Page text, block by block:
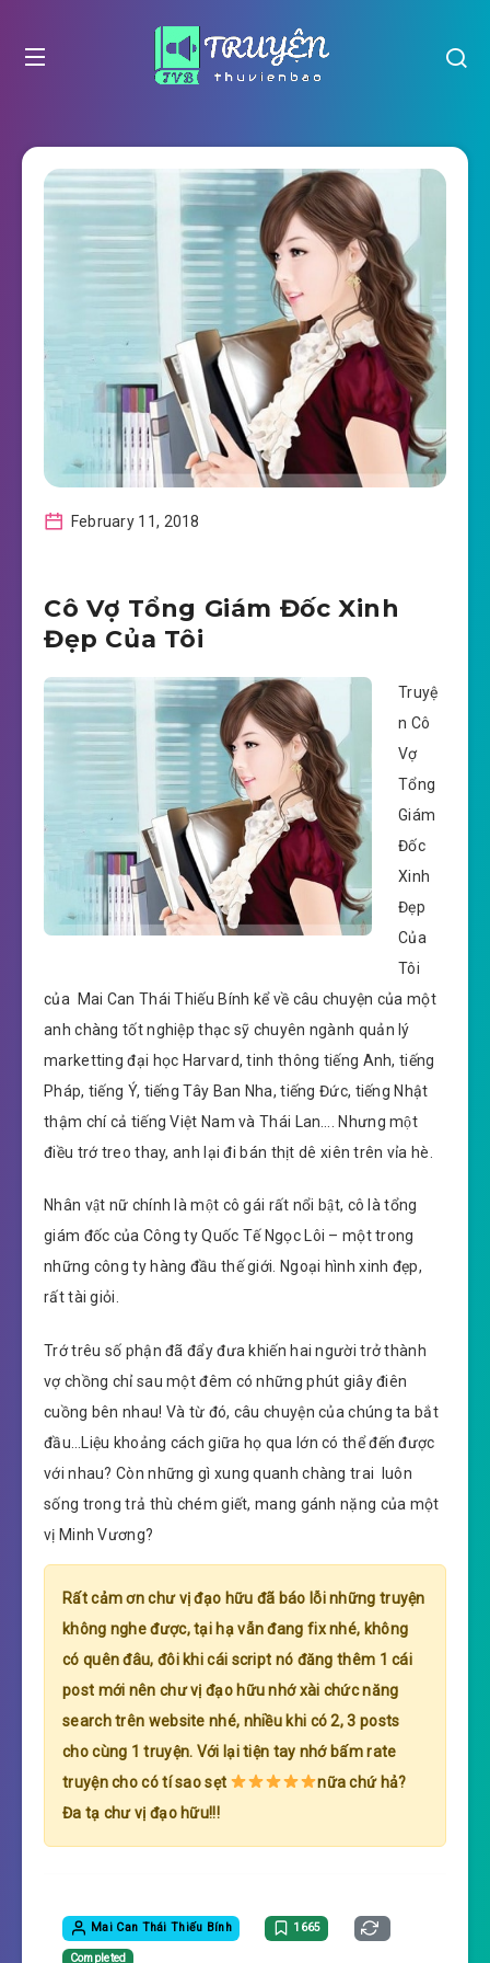
February 11, 2018
Cô Vợ Tổng Giám Đốc Xinh
Đẹp Của Tôi
Truyệ
n Cô
Vợ
Tổng
Giám
Đốc
Xinh
Đẹp
Của
Tôi
của Mai Can Thái Thiếu Bính kể về câu chuyện của một
anh chàng tốt nghiệp thạc sỹ chuyên ngành quản lý
marketting đại học Harvard, tinh thông tiếng Anh, tiếng
Pháp, tiếng Ý, tiếng Tây Ban Nha, tiếng Đức, tiếng Nhật
thậm chí cả tiếng Việt Nam và Thái Lan…. Nhưng một
điều trớ treo thay, anh lại đi bán thịt dê xiên trên vỉa hè.
Nhân vật nữ chính là một cô gái rất nổi bật, cô là tổng
giám đốc của Công ty Quốc Tế Ngọc Lôi – một trong
những công ty hàng đầu thế giới. Ngoại hình xinh đẹp,
rất tài giỏi.
Trớ trêu số phận đã đẩy đưa khiến hai người trở thành
vợ chồng chỉ sau một đêm có những phút giây điên
cuồng bên nhau! Và từ đó, câu chuyện của chúng ta bắt
đầu…Liệu khoảng cách giữa họ qua lớn có thể đến được
với nhau? Còn những gì xung quanh chàng trai luôn
sống trong trả thù chém giết, mang gánh nặng của một
vị Minh Vương?
Rất cảm ơn chư vị đạo hữu đã báo lỗi những truyện
không nghe được, tại hạ vẫn đang fix nhé, không
có quên đâu, đôi khi cái script nó đăng thêm 1 cái
post mới nên chư vị đạo hữu nhớ xài chức năng
search trên website nhé, nhiều khi có 2, 3 posts
cho cùng 1 truyện. Với lại tiện tay nhớ bấm rate
truyện cho có tí sao sẹt
nữa chứ hả?
Đa tạ chư vị đạo hữu!!!
Mai Can Thái Thiếu Bính 1665
Completed